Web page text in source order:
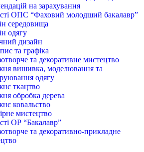
на зарахування
ОПС “Фаховий молодший бакалавр”
середовища
одягу
дизайн
та графіка
та декоративне мистецтво
вишивка, моделювання та
одягу
ткацтво
обробка дерева
ковальство
мистецтво
ОР “Бакалавр”
та декоративно-прикладне